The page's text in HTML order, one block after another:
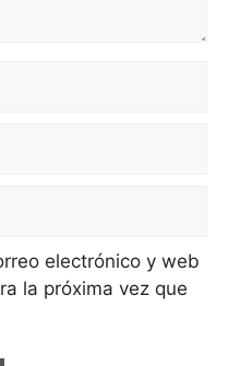
electrónico y web
la próxima vez que